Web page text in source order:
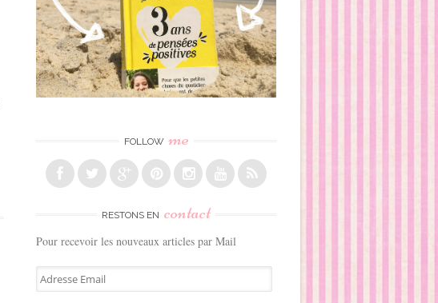
FOLLOW me
RESTONS EN contact
Pour recevoir les nouveaux articles par Mail
A
d